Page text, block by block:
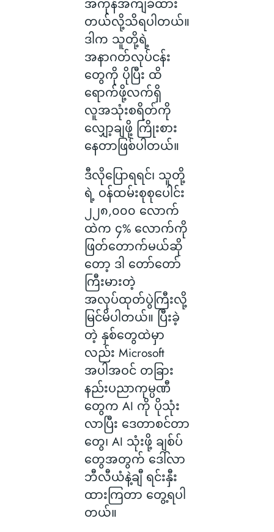
တယ်လို့သိရပါတယ်။
ဒါက သူတို့ရဲ့
အနာဂတ်လုပ်ငန်း
တွေကို ပိုပြီး ထိ
ရောက်ဖို့လက်ရှိ
လူအသုံးစရိတ်ကို
လျှော့ချဖို့ ကြိုးစား
နေတာဖြစ်ပါတယ်။
ဒီလိုပြောရရင်၊ သူတို့
ရဲ့ ဝန်ထမ်းစုစုပေါင်း
၂၂၈,၀၀၀ လောက်
ထဲက ၄% လောက်ကို
ဖြတ်တောက်မယ်ဆို
တော့ ဒါ တော်တော်
ကြီးမားတဲ့
အလုပ်ထုတ်ပွဲကြီးလို့
မြင်မိပါတယ်။ ပြီးခဲ့
တဲ့ နှစ်တွေထဲမှာ
လည်း Microsoft
အပါအဝင် တခြား
နည်းပညာကုမ္ပဏီ
တွေက AI ကို ပိုသုံး
လာပြီး ဒေတာစင်တာ
တွေ၊ AI သုံးဖို့ ချစ်ပ်
တွေအတွက် ဒေါ်လာ
ဘီလီယံနဲ့ချီ ရင်းနှီး
ထားကြတာ တွေ့ရပါ
တယ်။